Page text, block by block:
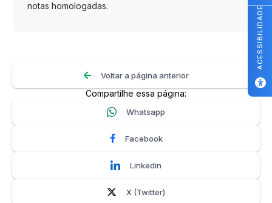
notas homologadas.
Voltar a página anterior
Compartilhe essa página:
Whatsapp
Facebook
Linkedin
X (Twitter)
ACESSIBILIDADE